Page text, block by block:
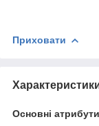
Приховати
Основні атрибути